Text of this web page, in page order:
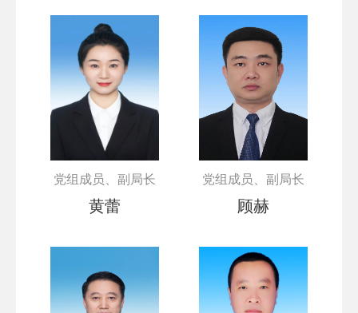
党组成员、副局长
黄蕾
党组成员、副局长
顾赫